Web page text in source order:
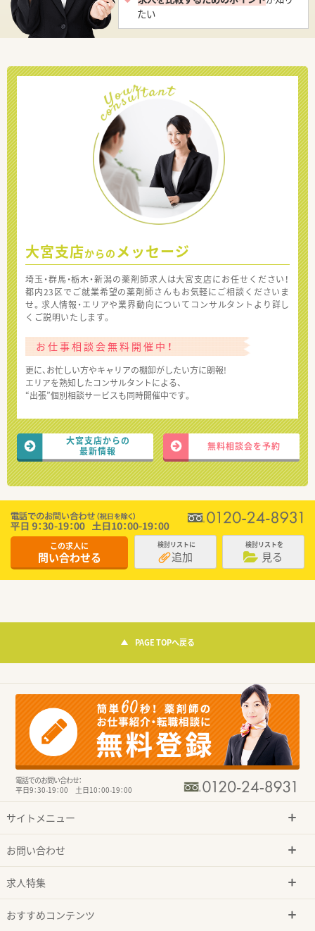
たい
大宮支店からの メッセージ
埼玉・群馬・栃木・新潟の薬剤師求人は大宮支店にお任せください！
都内23区でご就業希望の薬剤師さんもお気軽にご相談くださいま
せ。求人情報・エリアや業界動向についてコンサルタントより詳し
くご説明いたします。
お仕事相談会無料開催中！
更に、お忙しい方やキャリアの棚卸がしたい方に朗報!
エリアを熟知したコンサルタントによる、
“出張”個別相談サービスも同時開催中です。
大宮支店からの
最新情報
無料相談会を予約
この求人に
問い合わせる
検討リストに
追加
検討リストを
見る
PAGE TOPへ戻る
電話でのお問い合わせ：
平日9：30-19：00 土日10：00-19：00
サイトメニュー
お問い合わせ
求人特集
おすすめコンテンツ